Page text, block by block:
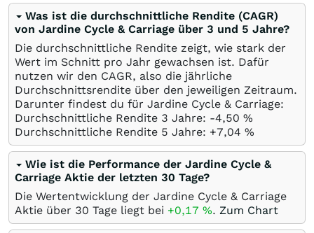
Was ist die durchschnittliche Rendite (CAGR)
von Jardine Cycle & Carriage über 3 und 5 Jahre?
Die durchschnittliche Rendite zeigt, wie stark der
Wert im Schnitt pro Jahr gewachsen ist. Dafür
nutzen wir den CAGR, also die jährliche
Durchschnittsrendite über den jeweiligen Zeitraum.
Darunter findest du für Jardine Cycle & Carriage:
Durchschnittliche Rendite 3 Jahre: -4,50 %
Durchschnittliche Rendite 5 Jahre: +7,04 %
Wie ist die Performance der Jardine Cycle &
Carriage Aktie der letzten 30 Tage?
Die Wertentwicklung der Jardine Cycle & Carriage
Aktie über 30 Tage liegt bei +0,17 %. Zum Chart